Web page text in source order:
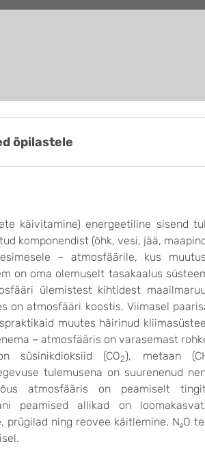
õpilastele
käivitamine) energeetiline sisend
komponendist (õhk, vesi, jää,
– atmosfäärile, kus
on oma olemuselt tasakaalus
ülemistest kihtidest
on atmosfääri koostis. Viimasel
muutes häirinud
– atmosfääris on varasemast
süsinikdioksiid (CO2), metaan
tulemusena on suurenenud
atmosfääris on peamiselt
peamised allikad on
ning reovee käitlemine. N₂O